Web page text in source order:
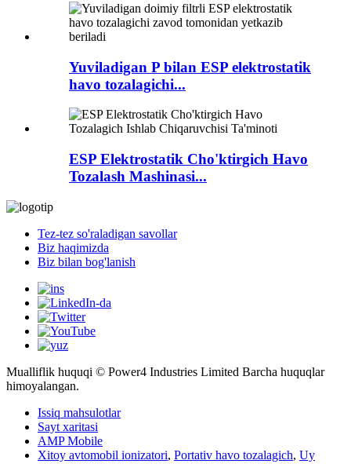
Yuviladigan P bilan ESP elektrostatik
havo tozalagichi...
ESP Elektrostatik Cho'ktirgich Havo
Tozalash Mashinasi...
Tez-tez so'raladigan savollar
Biz haqimizda
Biz bilan bog'lanish
Mualliflik huquqi © Power4 Industries Limited Barcha huquqlar
himoyalangan.
Issiq mahsulotlar
Sayt xaritasi
AMP Mobile
Xitoy avtomobil ionizatori, Portativ havo tozalagich, Uy